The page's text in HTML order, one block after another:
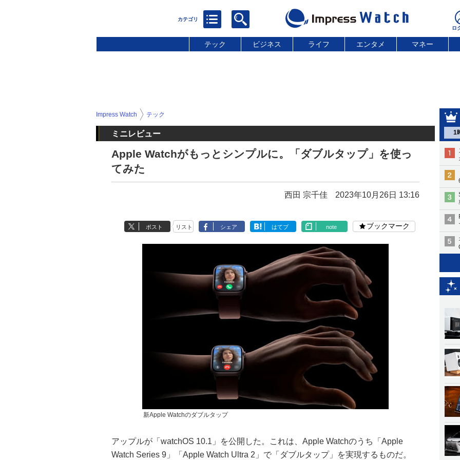
テック ビジネス ライフ エンタメ マネー
1
Impress Watch テック
ミニレビュー
Apple Watchがもっとシンプルに。「ダブルタップ」を使っ
てみた
西田 宗千佳 2023年10月26日 13:16
ポスト リスト シェア はてブ note ブックマーク
新Apple Watchのダブルタップ
アップルが「watchOS 10.1」を公開した。これは、Apple Watchのうち「Apple
Watch Series 9」「Apple Watch Ultra 2」で「ダブルタップ」を実現するものだ。